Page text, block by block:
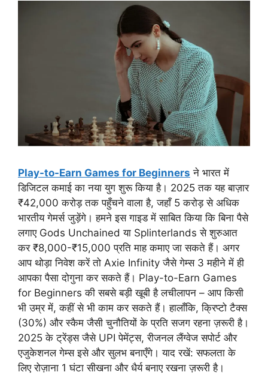
Play-to-Earn Games for Beginners ने भारत में
डिजिटल कमाई का नया युग शुरू किया है। 2025 तक यह बाज़ार
₹42,000 करोड़ तक पहुँचने वाला है, जहाँ 5 करोड़ से अधिक
भारतीय गेमर्स जुड़ेंगे। हमने इस गाइड में साबित किया कि बिना पैसे
लगाए Gods Unchained या Splinterlands से शुरुआत
कर ₹8,000-₹15,000 प्रति माह कमाए जा सकते हैं। अगर
आप थोड़ा निवेश करें तो Axie Infinity जैसे गेम्स 3 महीने में ही
आपका पैसा दोगुना कर सकते हैं। Play-to-Earn Games
for Beginners की सबसे बड़ी खूबी है लचीलापन – आप किसी
भी उम्र में, कहीं से भी काम कर सकते हैं। हालाँकि, क्रिप्टो टैक्स
(30%) और स्कैम जैसी चुनौतियों के प्रति सजग रहना ज़रूरी है।
2025 के ट्रेंड्स जैसे UPI पेमेंट्स, रीजनल लैंग्वेज सपोर्ट और
एजुकेशनल गेम्स इसे और सुलभ बनाएँगे। याद रखें: सफलता के
लिए रोज़ाना 1 घंटा सीखना और धैर्य बनाए रखना ज़रूरी है।